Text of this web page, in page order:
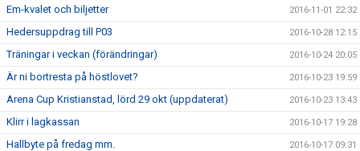
Em-kvalet och biljetter 2016-11-01 22:32
Hedersuppdrag till P03 2016-10-28 12:15
Träningar i veckan (förändringar) 2016-10-24 20:05
Är ni bortresta på höstlovet? 2016-10-23 19:59
Arena Cup Kristianstad, lörd 29 okt (uppdaterat) 2016-10-23 13:43
Klirr i lagkassan 2016-10-17 19:28
Hallbyte på fredag mm. 2016-10-17 09:31